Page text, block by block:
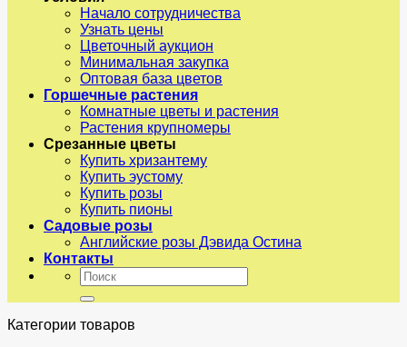
Начало сотрудничества
Узнать цены
Цветочный аукцион
Минимальная закупка
Оптовая база цветов
Горшечные растения
Комнатные цветы и растения
Растения крупномеры
Срезанные цветы
Купить хризантему
Купить эустому
Купить розы
Купить пионы
Садовые розы
Английские розы Дэвида Остина
Контакты
Искать:
Категории товаров